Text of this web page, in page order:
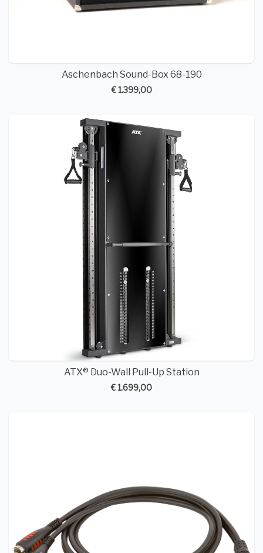
Aschenbach Sound-Box 68-190
€ 1.399,00
ATX® Duo-Wall Pull-Up Station
€ 1.699,00